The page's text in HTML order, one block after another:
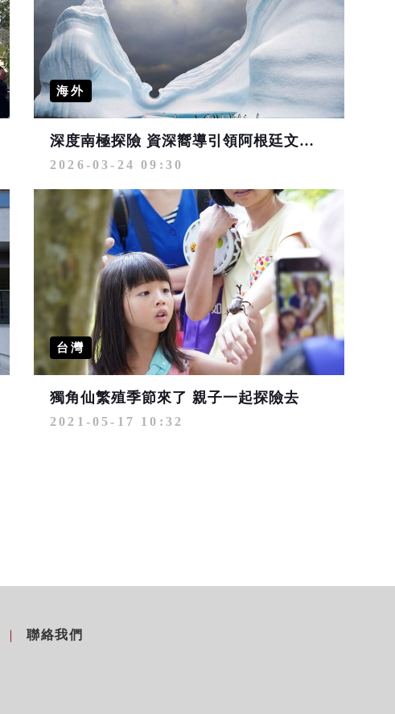
海外
深度南極探險 資深嚮導引領阿根廷文化、冰川生態深度遊
2026-03-24 09:30
台灣
獨角仙繁殖季節來了 親子一起探險去
2021-05-17 10:32
聯絡我們